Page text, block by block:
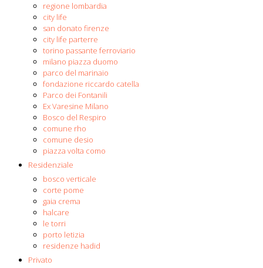
regione lombardia
city life
san donato firenze
city life parterre
torino passante ferroviario
milano piazza duomo
parco del marinaio
fondazione riccardo catella
Parco dei Fontanili
Ex Varesine Milano
Bosco del Respiro
comune rho
comune desio
piazza volta como
Residenziale
bosco verticale
corte pome
gaia crema
halcare
le torri
porto letizia
residenze hadid
Privato